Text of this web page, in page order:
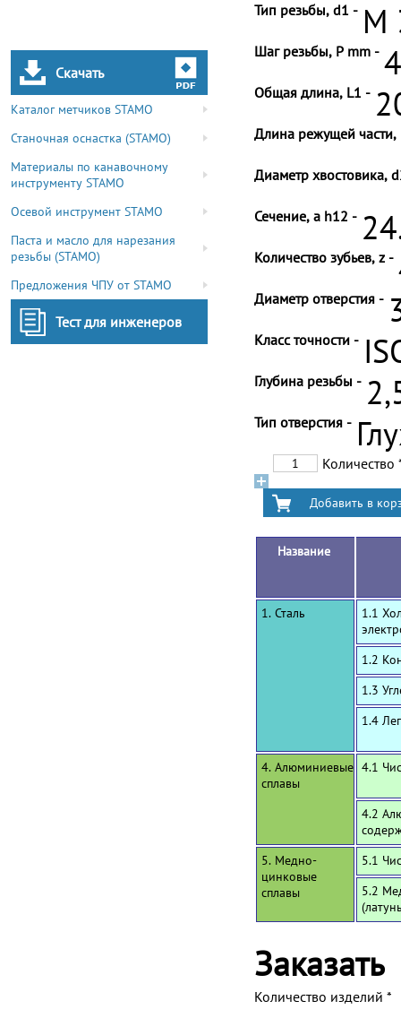
Скачать
Каталог метчиков STAMO
Станочная оснастка (STAMO)
Материалы по канавочному
инструменту STAMO
Осевой инструмент STAMO
Паста и масло для нарезания
резьбы (STAMO)
Предложения ЧПУ от STAMO
Тест для инженеров
Тип резьбы, d1 - M
Шаг резьбы, P mm -
Общая длина, L1 -
Длина режущей части,
Диаметр хвостовика,
Сечение, a h12 -
Количество зубьев, z -
Диаметр отверстия -
Класс точности -
Глубина резьбы -
Тип отверстия -
Количество
Название
1. Сталь
1.1
1.2
1.3
1.4
4. Алюминиевые
сплавы
4.1
4.2
5. Медно-
цинковые
сплавы
5.1
5.2
Заказать
Количество изделий *